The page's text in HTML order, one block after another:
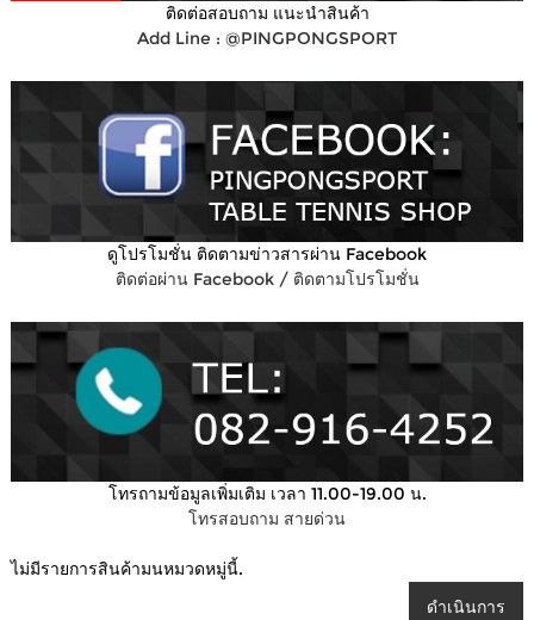
ติดต่อสอบถาม แนะนำสินค้า
Add Line : @PINGPONGSPORT
ดูโปรโมชั่น ติดตามข่าวสารผ่าน Facebook
ติดต่อผ่าน Facebook / ติดตามโปรโมชั่น
โทรถามข้อมูลเพิ่มเติม เวลา 11.00-19.00 น.
โทรสอบถาม สายด่วน
ไม่มีรายการสินค้ามนหมวดหมู่นี้.
ดำเนินการ